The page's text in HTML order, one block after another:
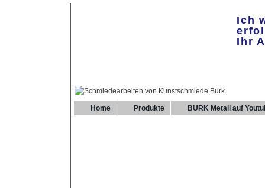
Ich
Ihr
Home Produkte BURK Metall auf